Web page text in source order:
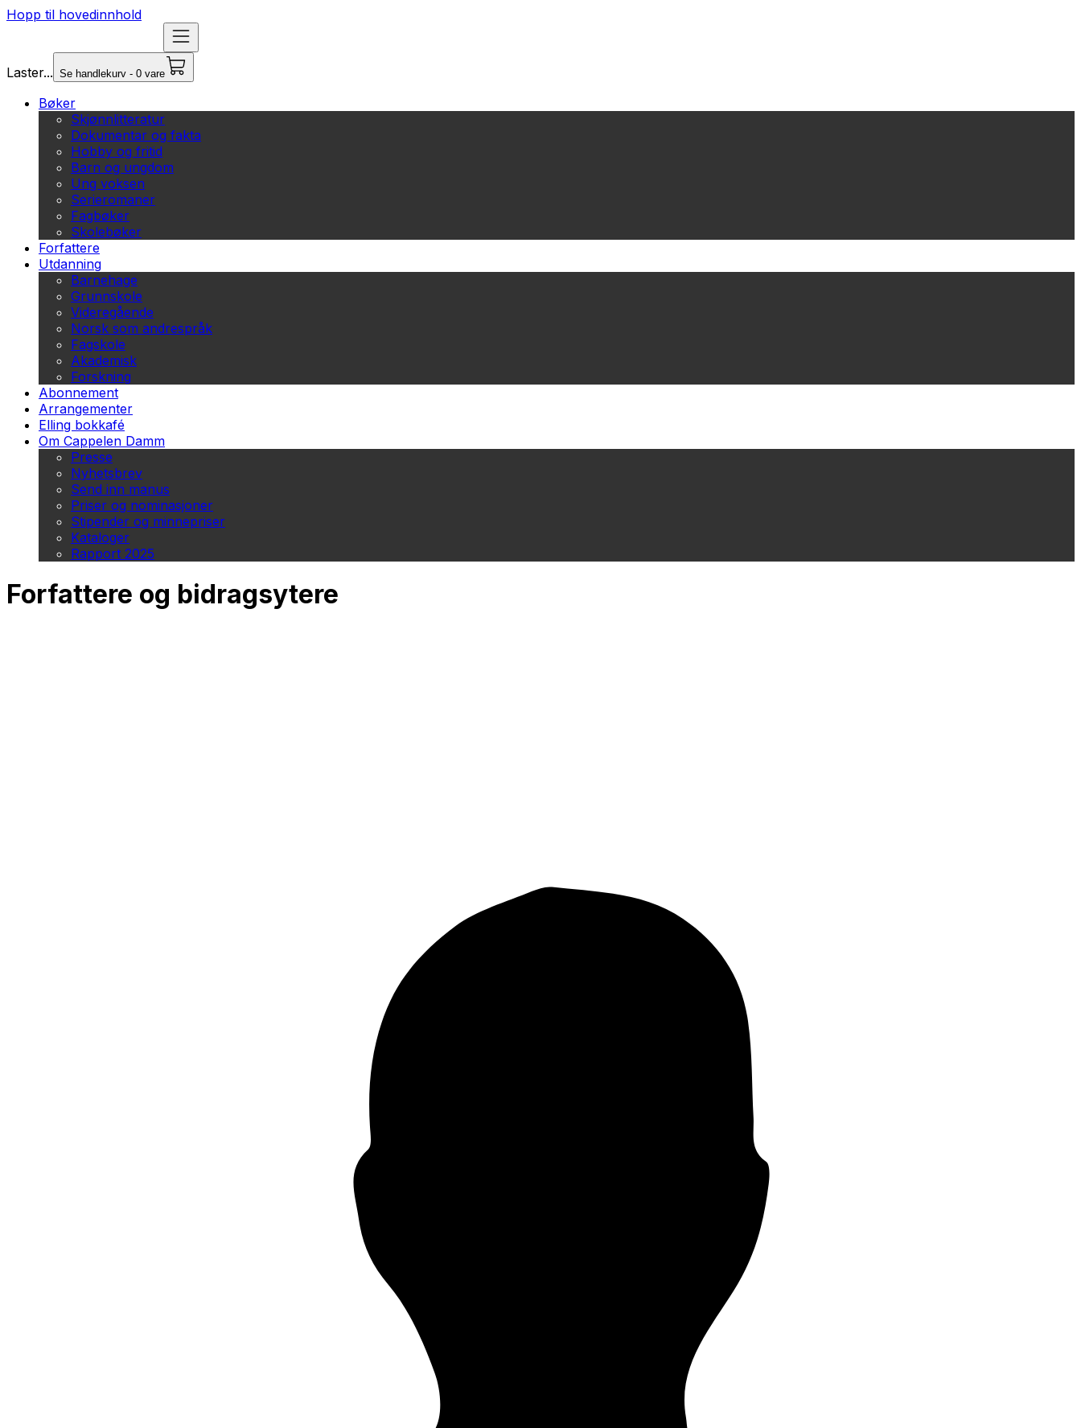
Hopp til hovedinnhold
Laster... Se handlekurv - 0 vare
Bøker
Skjønnlitteratur
Dokumentar og fakta
Hobby og fritid
Barn og ungdom
Ung voksen
Serieromaner
Fagbøker
Skolebøker
Forfattere
Utdanning
Barnehage
Grunnskole
Videregående
Norsk som andrespråk
Fagskole
Akademisk
Forskning
Abonnement
Arrangementer
Elling bokkafé
Om Cappelen Damm
Presse
Nyhetsbrev
Send inn manus
Priser og nominasjoner
Stipender og minnepriser
Kataloger
Rapport 2025
Forfattere og bidragsytere